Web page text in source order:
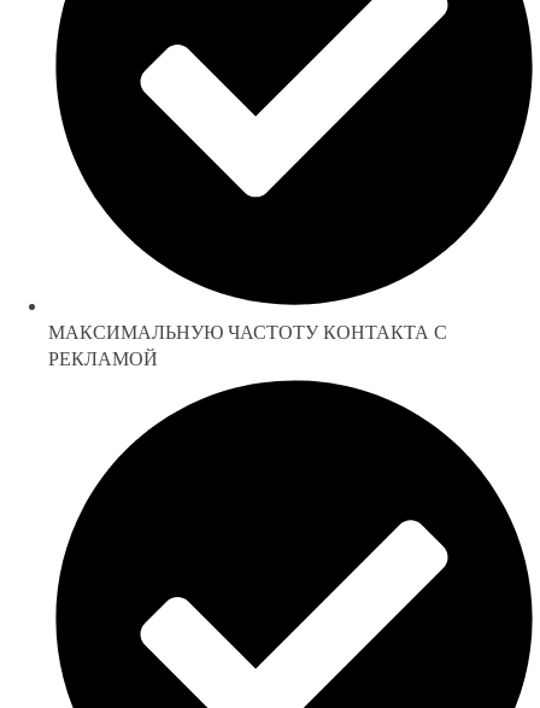
МАКСИМАЛЬНУЮ ЧАСТОТУ КОНТАКТА С
РЕКЛАМОЙ